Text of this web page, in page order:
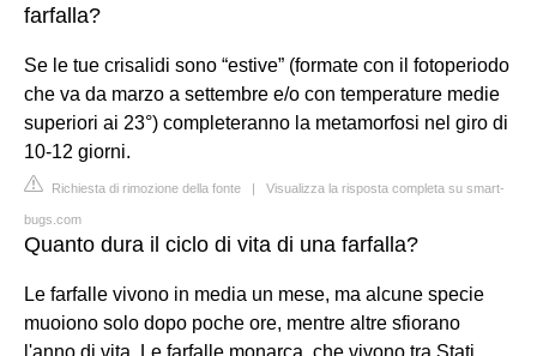
farfalla?
Se le tue crisalidi sono “estive” (formate con il fotoperiodo
che va da marzo a settembre e/o con temperature medie
superiori ai 23°) completeranno la metamorfosi nel giro di
10-12 giorni.
Richiesta di rimozione della fonte | Visualizza la risposta completa su smart-
bugs.com
Quanto dura il ciclo di vita di una farfalla?
Le farfalle vivono in media un mese, ma alcune specie
muoiono solo dopo poche ore, mentre altre sfiorano
l'anno di vita. Le farfalle monarca, che vivono tra Stati